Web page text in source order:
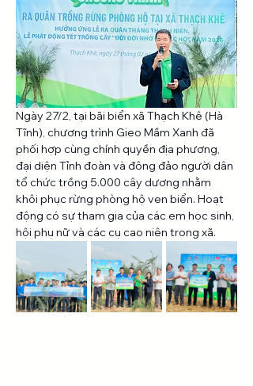
Ngày 27/2, tại bãi biển xã Thạch Khê (Hà
Tĩnh), chương trình Gieo Mầm Xanh đã
phối hợp cùng chính quyền địa phương,
đại diện Tỉnh đoàn và đông đảo người dân
tổ chức trồng 5.000 cây dương nhằm
khôi phục rừng phòng hộ ven biển. Hoạt
động có sự tham gia của các em học sinh,
hội phụ nữ và các cụ cao niên trong xã.